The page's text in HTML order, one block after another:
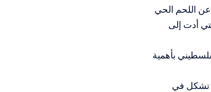
عن اللحم الحي
أدت إلى
بأهمية
تشكل في